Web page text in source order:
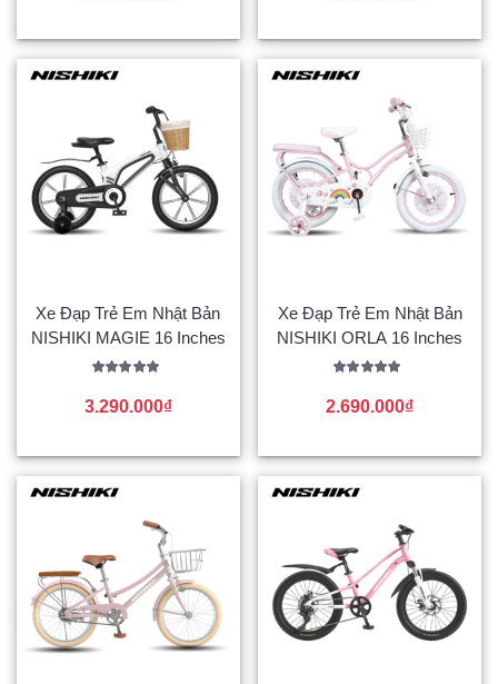
sao
Xe Đạp Trẻ Em Nhật Bản
NISHIKI MAGIE 16 Inches
hạng
5.00
3.290.000₫
Xe Đạp Trẻ Em Nhật Bản
NISHIKI ORLA 16 Inches
hạng
5.00
2.690.000₫